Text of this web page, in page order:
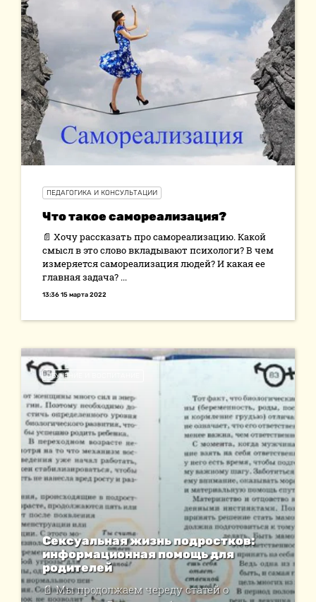
ПЕДАГОГИКА И КОНСУЛЬТАЦИИ
Что такое самореализация?
📄 Хочу рассказать про самореализацию. Какой
смысл в это слово вкладывают психологи? В чем
измеряется самореализация людей? И какая ее
главная задача? ...
13:36 15 марта 2022
ОБУЧЕНИЕ И ВОСПИТАНИЕ
Сексуальная жизнь подростков:
информационная помощь для
родителей
📄 ​Мы продолжаем череду статей о